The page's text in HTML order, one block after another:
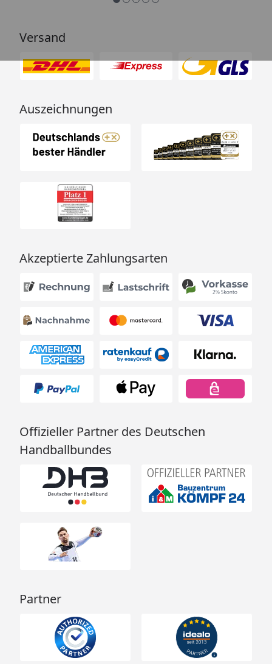
Versand
Auszeichnungen
Akzeptierte Zahlungsarten
Offizieller Partner des Deutschen
Handballbundes
Partner